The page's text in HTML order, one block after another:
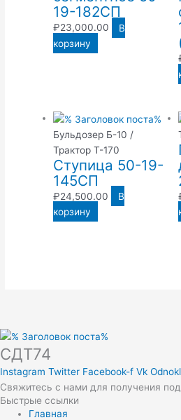
19-182СП
₽23,000.00
В
корзину
Бульдозер Б-10 /
Трактор Т-170
Ступица 50-19-
145СП
₽24,500.00
В
корзину
СДТ74
Instagram Twitter Facebook-f Vk
Свяжитесь с нами для получения
Быстрые ссылки
Главная